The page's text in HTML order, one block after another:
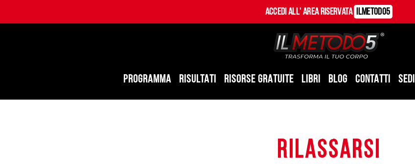
Accedi all' Area Riservata ILMetodo5
PROGRAMMA RISULTATI RISORSE GRATUITE LIBRI BLOG CONTATTI SEDI
rilassarsi